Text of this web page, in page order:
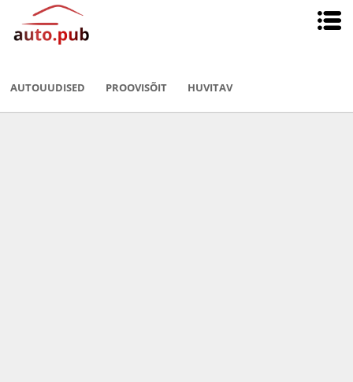
AUTOUUDISED PROOVISÕIT HUVITAV